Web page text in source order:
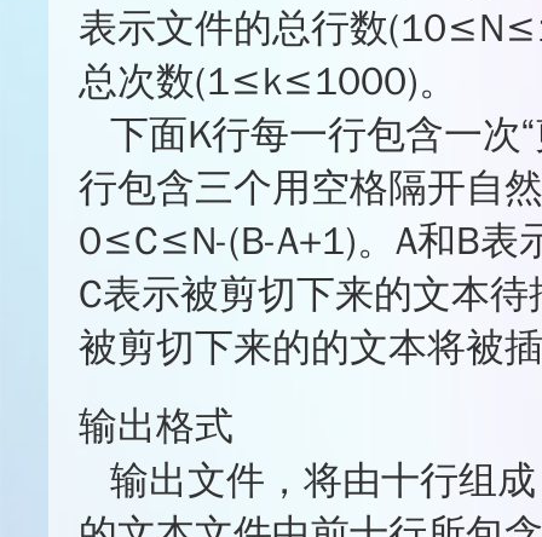
表示文件的总行数
总次数(1≤k≤1000)。
下面K行每一行包含一次
行包含三个用空格隔开自
0≤C≤N-(B-A+1)。A和B表
C表示被剪切下来的文本
被剪切下来的的文本将被
输出格式
输出文件，将由十行组